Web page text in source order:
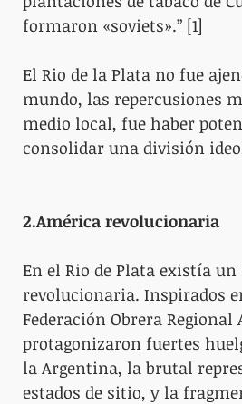
formaron «soviets».” [1]
El Rio de la Plata no fue
mundo, las repercusiones
medio local, fue haber
consolidar una división
2.América revolucionaria
En el Rio de Plata existía
revolucionaria. Inspirados
Federación Obrera
protagonizaron fuertes
la Argentina, la brutal
estados de sitio, y la